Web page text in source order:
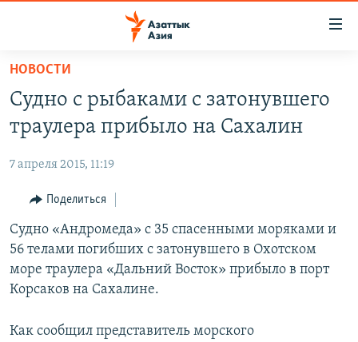
Вернуться
основному
содержанию
Вернутся
навигации
Вернутся
поиску
ЦЕНТРАЛЬНАЯ АЗИЯ
УЗБЕКИСТАН
ТАДЖИКИСТАН
НОВОСТИ
ВОЙНА В УКРАИНЕ
НА ДРУГИХ ЯЗЫКАХ
ҚАЗАҚША
КЫРГЫЗЧА
ТОҶИКӢ
Все сайты РСЕ/РС
НОВОСТИ
Судно с рыбаками с затонувшего
траулера прибыло на Сахалин
7 апреля 2015, 11:19
Поделиться
Судно «Андромеда» с 35 спасенными моряками и
56 телами погибших с затонувшего в Охотском
море траулера «Дальний Восток» прибыло в порт
Корсаков на Сахалине.
Как сообщил представитель морского